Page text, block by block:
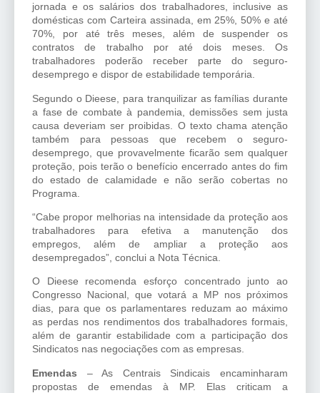
jornada e os salários dos trabalhadores, inclusive as
domésticas com Carteira assinada, em 25%, 50% e até
70%, por até três meses, além de suspender os
contratos de trabalho por até dois meses. Os
trabalhadores poderão receber parte do seguro-
desemprego e dispor de estabilidade temporária.
Segundo o Dieese, para tranquilizar as famílias durante
a fase de combate à pandemia, demissões sem justa
causa deveriam ser proibidas. O texto chama atenção
também para pessoas que recebem o seguro-
desemprego, que provavelmente ficarão sem qualquer
proteção, pois terão o benefício encerrado antes do fim
do estado de calamidade e não serão cobertas no
Programa.
“Cabe propor melhorias na intensidade da proteção aos
trabalhadores para efetiva a manutenção dos
empregos, além de ampliar a proteção aos
desempregados”, conclui a Nota Técnica.
O Dieese recomenda esforço concentrado junto ao
Congresso Nacional, que votará a MP nos próximos
dias, para que os parlamentares reduzam ao máximo
as perdas nos rendimentos dos trabalhadores formais,
além de garantir estabilidade com a participação dos
Sindicatos nas negociações com as empresas.
Emendas – As Centrais Sindicais encaminharam
propostas de emendas à MP. Elas criticam a